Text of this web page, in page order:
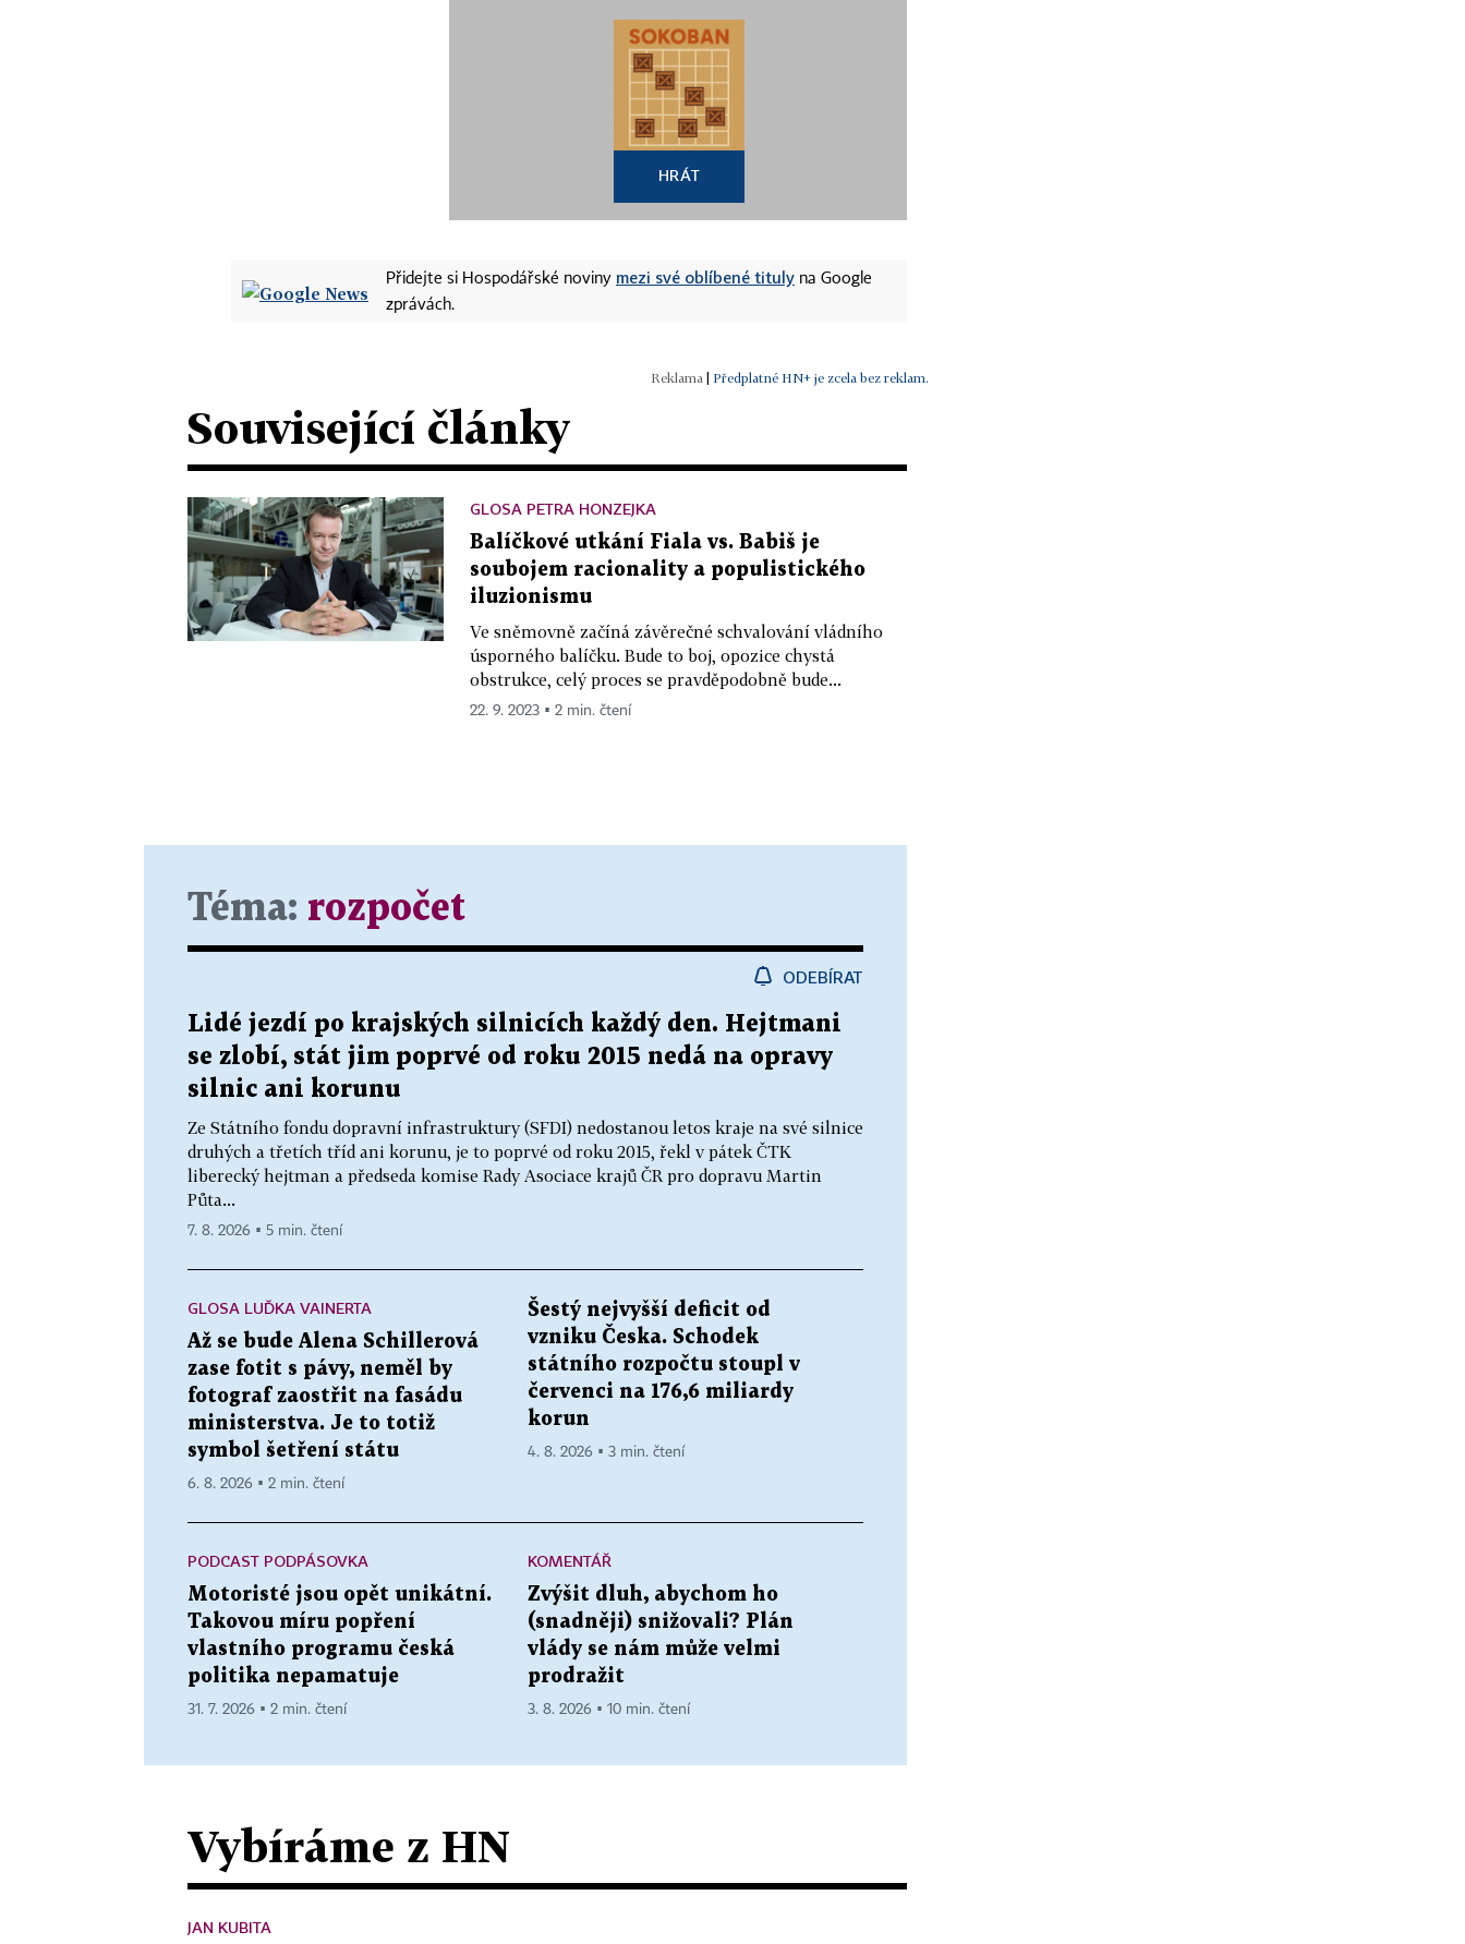
HRÁT
Přidejte si Hospodářské noviny mezi své oblíbené tituly na Google
zprávách.
| Předplatné HN+ je zcela bez reklam.
Související články
GLOSA PETRA HONZEJKA
Balíčkové utkání Fiala vs. Babiš je
soubojem racionality a populistického
iluzionismu
Ve sněmovně začíná závěrečné schvalování vládního
úsporného balíčku. Bude to boj, opozice chystá
obstrukce, celý proces se pravděpodobně bude...
22. 9. 2023 ▪ 2 min. čtení
Téma: rozpočet
ODEBÍRAT
Lidé jezdí po krajských silnicích každý den. Hejtmani
se zlobí, stát jim poprvé od roku 2015 nedá na opravy
silnic ani korunu
Ze Státního fondu dopravní infrastruktury (SFDI) nedostanou letos kraje na své silnice
druhých a třetích tříd ani korunu, je to poprvé od roku 2015, řekl v pátek ČTK
liberecký hejtman a předseda komise Rady Asociace krajů ČR pro dopravu Martin
Půta...
7. 8. 2026 ▪ 5 min. čtení
GLOSA LUĎKA VAINERTA
Až se bude Alena Schillerová
zase fotit s pávy, neměl by
fotograf zaostřit na fasádu
ministerstva. Je to totiž
symbol šetření státu
6. 8. 2026 ▪ 2 min. čtení
Šestý nejvyšší deficit od
vzniku Česka. Schodek
státního rozpočtu stoupl v
červenci na 176,6 miliardy
korun
4. 8. 2026 ▪ 3 min. čtení
PODCAST PODPÁSOVKA
Motoristé jsou opět unikátní.
Takovou míru popření
vlastního programu česká
politika nepamatuje
31. 7. 2026 ▪ 2 min. čtení
KOMENTÁŘ
Zvýšit dluh, abychom ho
(snadněji) snižovali? Plán
vlády se nám může velmi
prodražit
3. 8. 2026 ▪ 10 min. čtení
Vybíráme z HN
JAN KUBITA